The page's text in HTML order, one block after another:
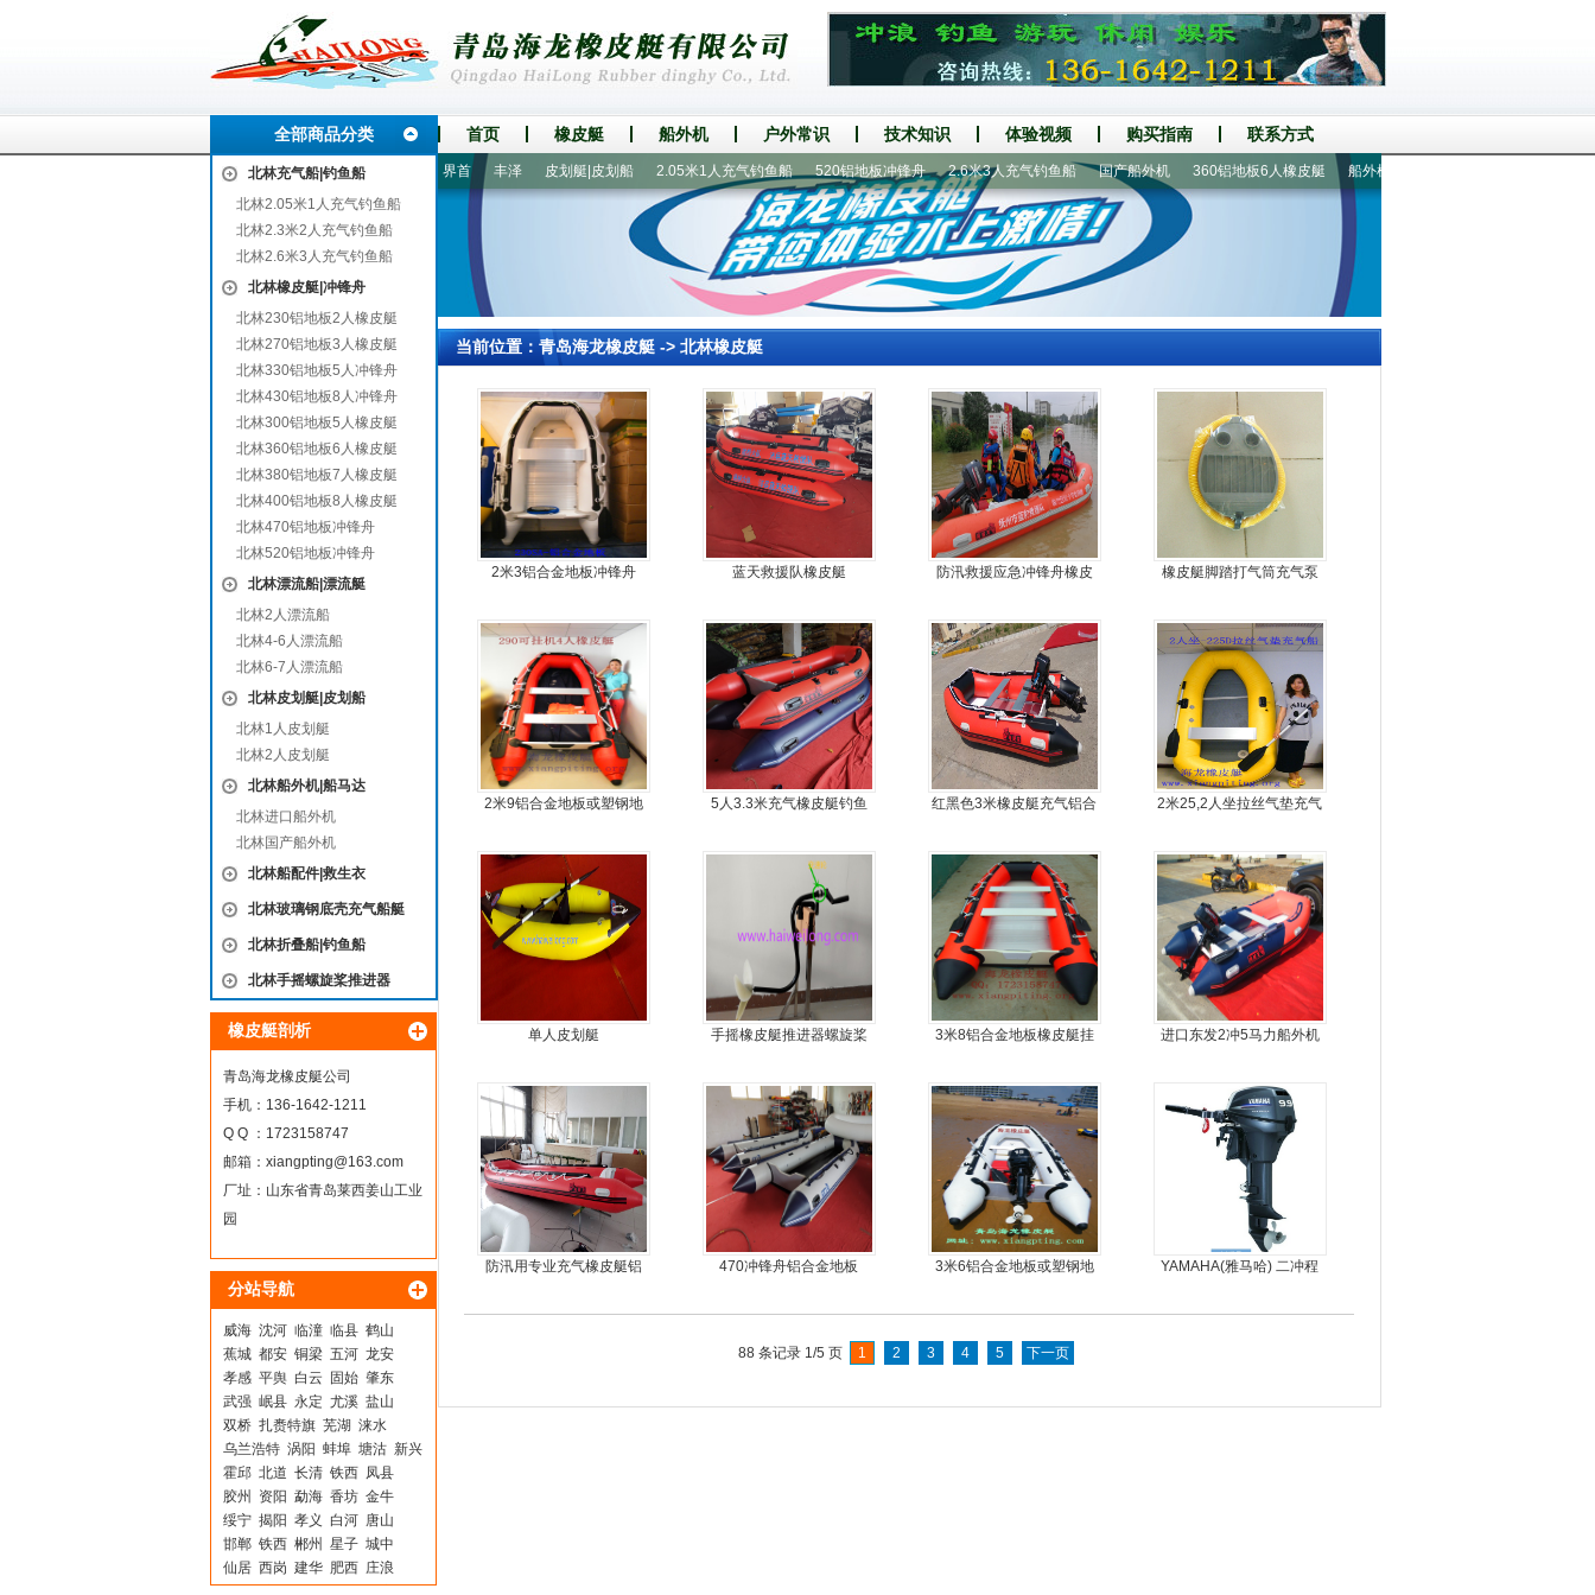
全部商品分类 首页 橡皮艇 船外机 户外常识 技术知识 体验视频 购买指南 联系方式
北林充气船|钓鱼船
北林2.05米1人充气钓鱼船
北林2.3米2人充气钓鱼船
北林2.6米3人充气钓鱼船
北林橡皮艇|冲锋舟
北林230铝地板2人橡皮艇
北林270铝地板3人橡皮艇
北林330铝地板5人冲锋舟
北林430铝地板8人冲锋舟
北林300铝地板5人橡皮艇
北林360铝地板6人橡皮艇
北林380铝地板7人橡皮艇
北林400铝地板8人橡皮艇
北林470铝地板冲锋舟
北林520铝地板冲锋舟
北林漂流船|漂流艇
北林2人漂流船
北林4-6人漂流船
北林6-7人漂流船
北林皮划艇|皮划船
北林1人皮划艇
北林2人皮划艇
北林船外机|船马达
北林进口船外机
北林国产船外机
北林船配件|救生衣
北林玻璃钢底壳充气船艇
北林折叠船|钓鱼船
北林手摇螺旋桨推进器
橡皮艇剖析
青岛海龙橡皮艇公司
手机：136-1642-1211
Q Q ：1723158747
邮箱： xiangpting@163.com
厂址：山东省青岛莱西姜山工业
园
分站导航
威海 沈河 临潼 临县 鹤山
蕉城 都安 铜梁 五河 龙安
孝感 平舆 白云 固始 肇东
武强 岷县 永定 尤溪 盐山
双桥 扎赉特旗 芜湖 涞水
乌兰浩特 涡阳 蚌埠 塘沽 新兴
霍邱 北道 长清 铁西 凤县
胶州
资阳 勐海 香坊 金牛
绥宁 揭阳 孝义 白河 唐山
邯郸 铁西 郴州 星子 城中
仙居 西岗 建华 肥西 庄浪
吉安 怒江 洪山 平原 丰泽 皮划艇|皮划船 2.05米1人充气钓鱼船 520铝地板冲锋舟 2.6米3人充气钓鱼船 国产船外机 360铝地板6人橡皮艇 船外机|船马达
当前位置： 青岛海龙橡皮艇-> 北林橡皮艇
2米3铝合金地板冲锋舟 蓝天救援队橡皮艇
防汛救援应急冲锋舟橡皮
橡皮艇脚踏打气筒充气泵
2米9铝合金地板或塑钢地
舟
5人3.3米充气橡皮艇钓鱼
红黑色3米橡皮艇充气铝合
2米25,2人坐拉丝气垫充气
单人皮划艇
手摇橡皮艇推进器螺旋桨
3米8铝合金地板橡皮艇挂
进口东发2冲5马力船外机
防汛用专业充气橡皮艇铝
470冲锋舟铝合金地板
3米6铝合金地板或塑钢地
YAMAHA(雅马哈) 二冲程
88 条记录 1/5 页 1 2 3 4 5 下一页